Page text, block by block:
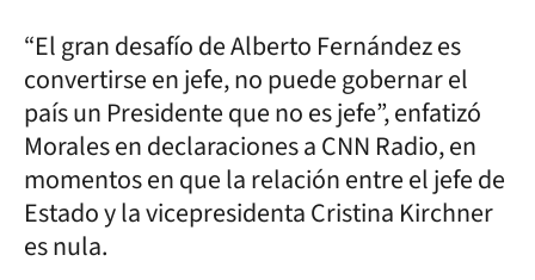
“El gran desafío de Alberto Fernández es
convertirse en jefe, no puede gobernar el
país un Presidente que no es jefe”, enfatizó
Morales en declaraciones a CNN Radio, en
momentos en que la relación entre el jefe de
Estado y la vicepresidenta Cristina Kirchner
es nula.